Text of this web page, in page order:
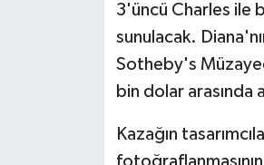
3'üncü Charles ile
sunulacak.
Sotheby's
bin dolar arasında
Kazağın